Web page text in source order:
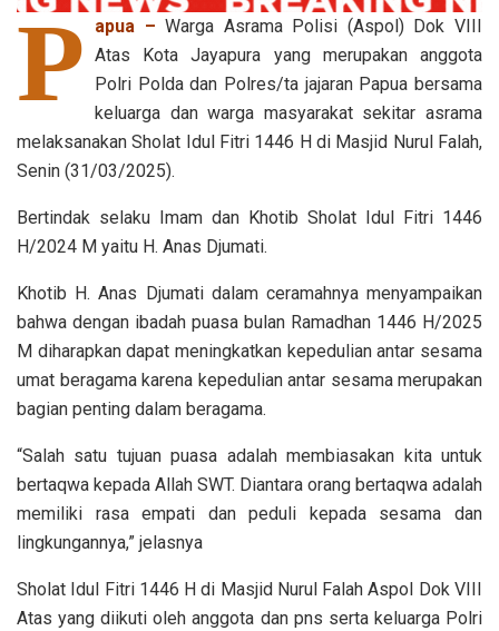
P apua – Warga Asrama Polisi (Aspol) Dok VIII
Atas Kota Jayapura yang merupakan anggota
Polri Polda dan Polres/ta jajaran Papua bersama
keluarga dan warga masyarakat sekitar asrama
melaksanakan Sholat Idul Fitri 1446 H di Masjid Nurul Falah,
Senin (31/03/2025).
Bertindak selaku Imam dan Khotib Sholat Idul Fitri 1446
H/2024 M yaitu H. Anas Djumati.
Khotib H. Anas Djumati dalam ceramahnya menyampaikan
bahwa dengan ibadah puasa bulan Ramadhan 1446 H/2025
M diharapkan dapat meningkatkan kepedulian antar sesama
umat beragama karena kepedulian antar sesama merupakan
bagian penting dalam beragama.
“Salah satu tujuan puasa adalah membiasakan kita untuk
bertaqwa kepada Allah SWT. Diantara orang bertaqwa adalah
memiliki rasa empati dan peduli kepada sesama dan
lingkungannya,” jelasnya
Sholat Idul Fitri 1446 H di Masjid Nurul Falah Aspol Dok VIII
Atas yang diikuti oleh anggota dan pns serta keluarga Polri